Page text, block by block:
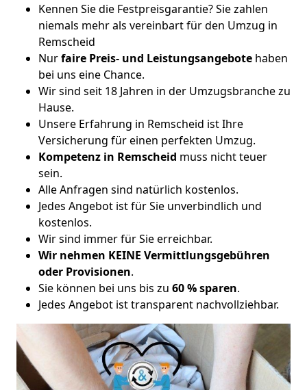
Kennen Sie die Festpreisgarantie? Sie zahlen
niemals mehr als vereinbart für den Umzug in
Remscheid
Nurfaire Preis- und Leistungsangebote haben
bei uns eine Chance.
Wir sind seit 18 Jahren in der Umzugsbranche zu
Hause.
Unsere Erfahrung in Remscheid ist Ihre
Versicherung für einen perfekten Umzug.
Kompetenz in Remscheid muss nicht teuer
sein.
Alle Anfragen sind natürlich kostenlos.
Jedes Angebot ist für Sie unverbindlich und
kostenlos.
Wir sind immer für Sie erreichbar.
Wir nehmen KEINE Vermittlungsgebühren
oder Provisionen.
Sie können bei uns bis zu 60 % sparen.
Jedes Angebot ist transparent nachvollziehbar.